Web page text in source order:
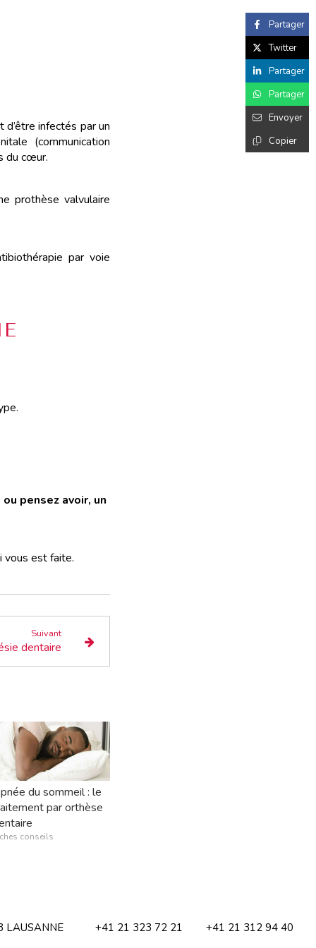
infectés par un
(communication
du cœur.
prothèse valvulaire
par voie
pensez avoir, un
vous est faite.
Suivant
dentaire
du sommeil : le
par orthèse
conseils
Partager
Twitter
Partager
Partager
Envoyer
Copier
LAUSANNE +41 21 323 72 21 +41 21 312 94 40